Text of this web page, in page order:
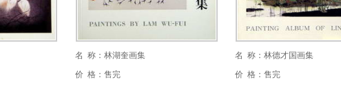
名 称：林湖奎画集
价 格：售完
名 称：林德才国画集
价 格：售完